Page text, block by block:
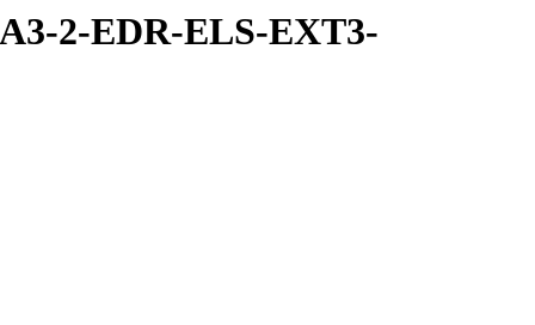
2-EDR-ELS-EXT3-